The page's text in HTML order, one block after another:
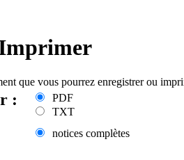
que vous pourrez enregistrer ou
:
PDF
TXT
notices complètes